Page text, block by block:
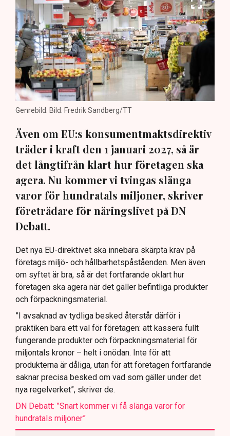
Genrebild. Bild: Fredrik Sandberg/TT
Även om EU:s konsumentmaktsdirektiv
träder i kraft den 1 januari 2027, så är
det långtifrån klart hur företagen ska
agera. Nu kommer vi tvingas slänga
varor för hundratals miljoner, skriver
företrädare för näringslivet på DN
Debatt.
Det nya EU-direktivet ska innebära skärpta krav på
företags miljö- och hållbarhetspåståenden. Men även
om syftet är bra, så är det fortfarande oklart hur
företagen ska agera när det gäller befintliga produkter
och förpackningsmaterial.
”I avsaknad av tydliga besked återstår därför i
praktiken bara ett val för företagen: att kassera fullt
fungerande produkter och förpackningsmaterial för
miljontals kronor – helt i onödan. Inte för att
produkterna är dåliga, utan för att företagen fortfarande
saknar precisa besked om vad som gäller under det
nya regelverket”, skriver de.
DN Debatt: ”Snart kommer vi få slänga varor för
hundratals miljoner”